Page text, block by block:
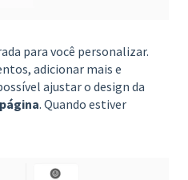
para você personalizar.
adicionar mais e
ajustar o design da
. Quando estiver